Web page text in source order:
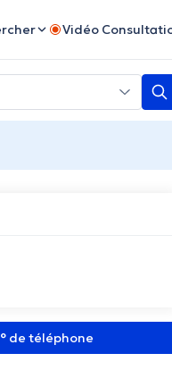
Vidéo
de téléphone